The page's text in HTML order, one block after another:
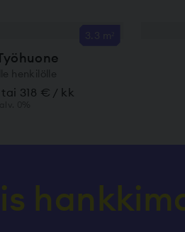
henkilölle
tai 318 € / kk